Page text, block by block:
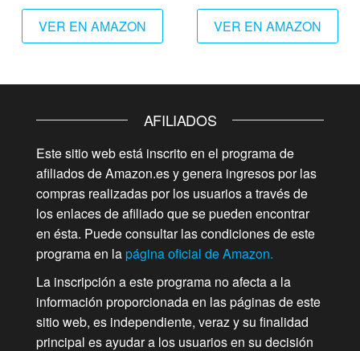
VER EN AMAZON VER EN AMAZON
AFILIADOS
Este sitio web está inscrito en el programa de
afiliados de Amazon.es y genera ingresos por las
compras realizadas por los usuarios a través de
los enlaces de afiliado que se pueden encontrar
en ésta. Puede consultar las condiciones de este
programa en lapágina oficial de Amazon.
La inscripción a este programa no afecta a la
información proporcionada en las páginas de este
sitio web, es independiente, veraz y su finalidad
principal es ayudar a los usuarios en su decisión